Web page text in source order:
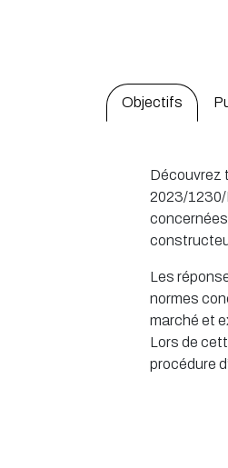
Objectifs
Découvrez
2023/1230/
Les
normes
marché et
Lors de
procédure